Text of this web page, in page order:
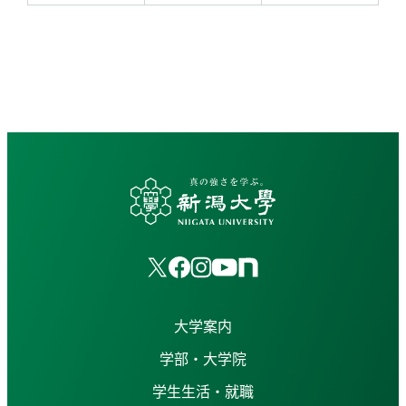
大学案内
学部・大学院
学生生活・就職